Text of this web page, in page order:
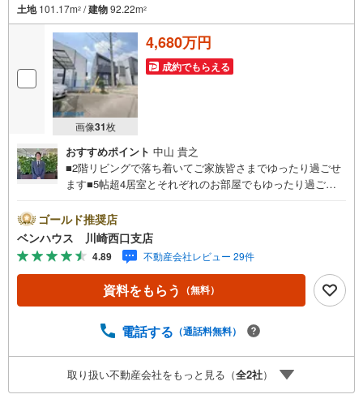
土地101.17m2 /建物92.22m2
画像31枚
4,680万円
成約でもらえる
おすすめポイント 中山 貴之
■2階リビングで落ち着いてご家族皆さまでゆったり過ごせ
ます■5帖超4居室とそれぞれのお部屋でもゆったり過ごせ
すね！■各居室収納完備！■ご見学をご希望のお客様、平
日・休日問わず ご対応させていただきます。■また、オン
ライン案内・相談などにも対応しております。 どうぞ
お気軽にご連絡下さい。その他にも・・・●「この物件以外
にも何件か一緒に物件を見てみたい」●「私はローンいくら
借りられるのだろう？」●「買替えなので、自宅がいくらで
かな？」●「頭金は、どれくらいないと買えないの？」●
宅購入はわからないことばかり・・・。ご安心ください!!お
力になれる事がございましたら、誠心誠意 お手伝いをさせ
ていただきます。【ベンハウス】にお任せ下さい！
ゴールド推奨店
ベンハウス 川崎西口支店
4.89 不動産会社レビュー 29件
資料をもらう （無料）
電話する （通話料無料）
取り扱い不動産会社をもっと見る（全2社）